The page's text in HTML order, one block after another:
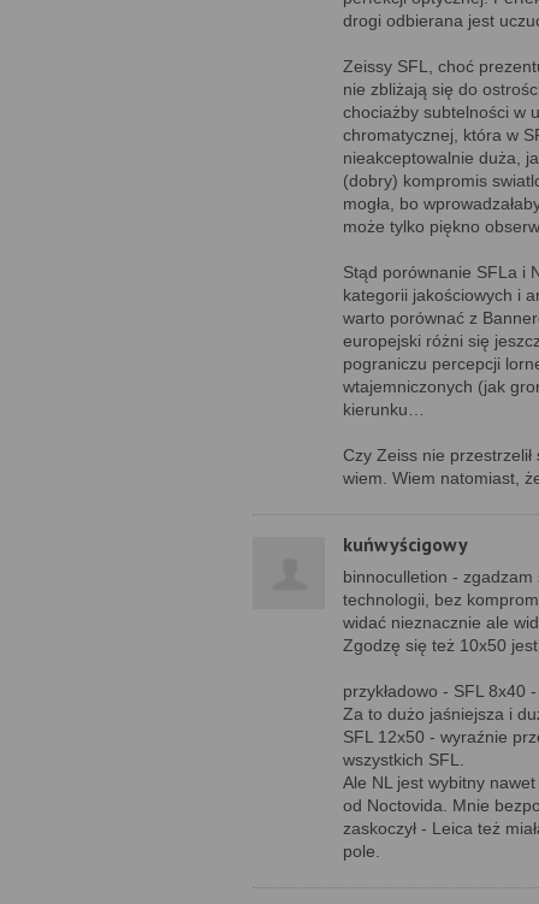
drogi odbierana jest
Zeissy SFL, choć
nie zbliżają się do
chociażby subtelności w
chromatycznej, która w
nieakceptowalnie duża,
(dobry) kompromis
mogła, bo
może tylko piękno
Stąd porównanie SFLa i
kategorii jakościowych i
warto porównać z
europejski różni się
pograniczu percepcji
wtajemniczonych (jak
kierunku…
Czy Zeiss nie
wiem. Wiem natomiast,
kuńwyścigowy
binnoculletion -
technologii, bez
widać nieznacznie ale
Zgodzę się też 10x50
przykładowo - SFL 8x40
Za to dużo jaśniejsza i
SFL 12x50 - wyraźnie
wszystkich SFL.
Ale NL jest wybitny
od Noctovida. Mnie
zaskoczył - Leica też
pole.